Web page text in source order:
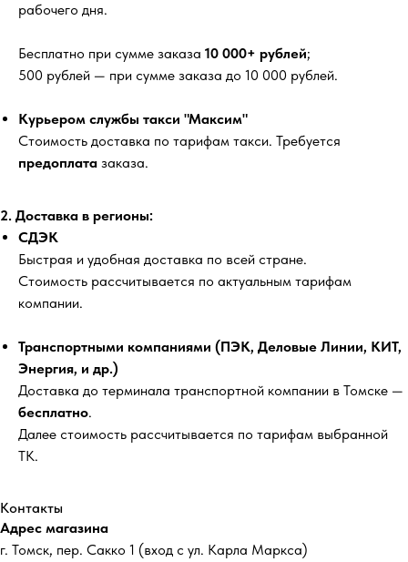
рабочего дня.
Бесплатно при сумме заказа 10 000+ рублей;
500 рублей — при сумме заказа до 10 000 рублей.
Курьером службы такси "Максим"
Стоимость доставка по тарифам такси. Требуется
предоплата заказа.
2. Доставка в регионы:
СДЭК
Быстрая и удобная доставка по всей стране.
Стоимость рассчитывается по актуальным тарифам
компании.
Транспортными компаниями (ПЭК, Деловые Линии, КИТ,
Энергия, и др.)
Доставка до терминала транспортной компании в Томске —
бесплатно.
Далее стоимость рассчитывается по тарифам выбранной
ТК.
Контакты
Адрес магазина
г. Томск, пер. Сакко 1 (вход с ул. Карла Маркса)